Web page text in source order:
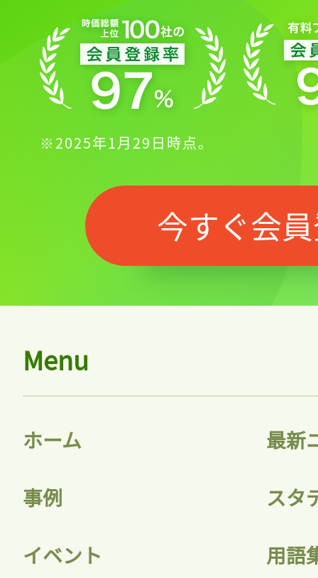
記事をお気に入りに
会員登録
※2025年1月29日時点。
今すぐ会
Menu
ホーム 最新
事例 スタ
イベント 用語